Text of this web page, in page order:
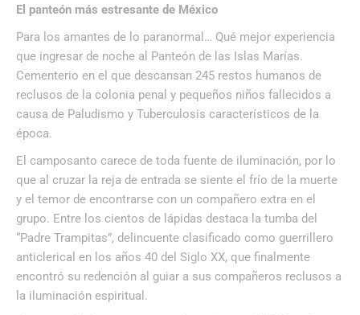
El panteón más estresante de México
Para los amantes de lo paranormal… Qué mejor experiencia
que ingresar de noche al Panteón de las Islas Marías.
Cementerio en el que descansan 245 restos humanos de
reclusos de la colonia penal y pequeños niños fallecidos a
causa de Paludismo y Tuberculosis característicos de la
época.
El camposanto carece de toda fuente de iluminación, por lo
que al cruzar la reja de entrada se siente el frío de la muerte
y el temor de encontrarse con un compañero extra en el
grupo. Entre los cientos de lápidas destaca la tumba del
“Padre Trampitas”, delincuente clasificado como guerrillero
anticlerical en los años 40 del Siglo XX, que finalmente
encontró su redención al guiar a sus compañeros reclusos a
la iluminación espiritual.